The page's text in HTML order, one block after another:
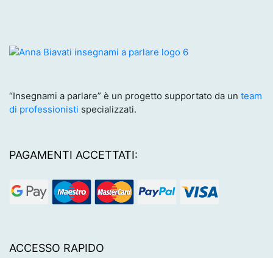
“Insegnami a parlare” è un progetto supportato da un team
di professionisti specializzati.
PAGAMENTI ACCETTATI:
ACCESSO RAPIDO